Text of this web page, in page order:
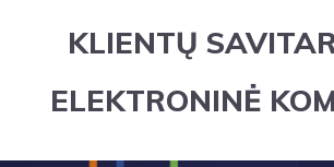
KLIENTŲ
ELEKTRONINĖ